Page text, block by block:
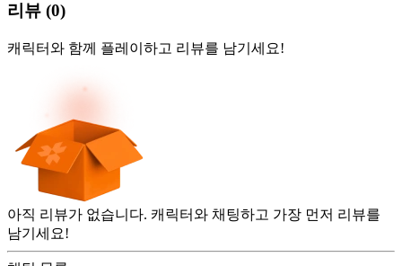
리뷰 (0)
캐릭터와 함께 플레이하고 리뷰를 남기세요!
아직 리뷰가 없습니다. 캐릭터와 채팅하고 가장 먼저 리뷰를
남기세요!